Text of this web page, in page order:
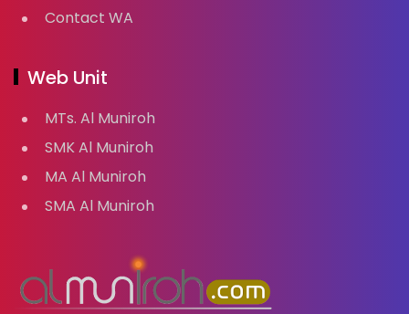
Contact WA
Web Unit
MTs. Al Muniroh
SMK Al Muniroh
MA Al Muniroh
SMA Al Muniroh